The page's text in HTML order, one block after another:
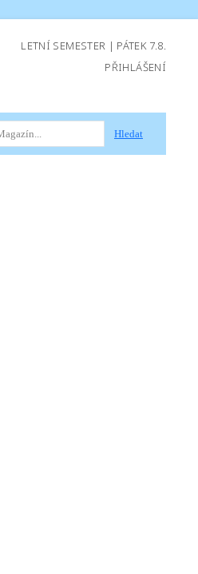
LETNÍ SEMESTER | PÁTEK 7.8.
PŘIHLÁŠENÍ
Hledat